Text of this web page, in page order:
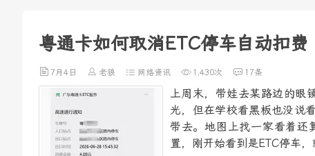
粤通卡如何取消ETC停车自动扣费
7月4日 老狼 网络资讯 1,430次 17条
上周末，带娃去某路边的眼
光，但在学校看黑板也没说
带去。地图上找一家看着还
置，刚开始看到是ETC停车